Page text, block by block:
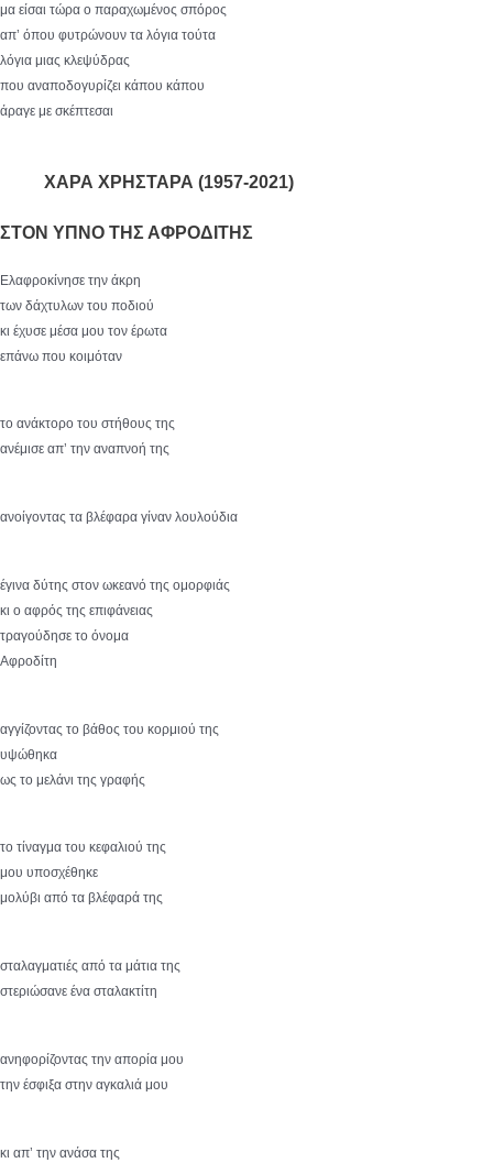
μα είσαι τώρα ο παραχωμένος σπόρος
απ’ όπου φυτρώνουν τα λόγια τούτα
λόγια μιας κλεψύδρας
που αναποδογυρίζει κάπου κάπου
άραγε με σκέπτεσαι
ΧΑΡΑ ΧΡΗΣΤΑΡΑ (1957-2021)
ΣΤΟΝ ΥΠΝΟ ΤΗΣ ΑΦΡΟΔΙΤΗΣ
Ελαφροκίνησε την άκρη
των δάχτυλων του ποδιού
κι έχυσε μέσα μου τον έρωτα
επάνω που κοιμόταν
το ανάκτορο του στήθους της
ανέμισε απ’ την αναπνοή της
ανοίγοντας τα βλέφαρα γίναν λουλούδια
έγινα δύτης στον ωκεανό της ομορφιάς
κι ο αφρός της επιφάνειας
τραγούδησε το όνομα
Αφροδίτη
αγγίζοντας το βάθος του κορμιού της
υψώθηκα
ως το μελάνι της γραφής
το τίναγμα του κεφαλιού της
μου υποσχέθηκε
μολύβι από τα βλέφαρά της
σταλαγματιές από τα μάτια της
στεριώσανε ένα σταλακτίτη
ανηφορίζοντας την απορία μου
την έσφιξα στην αγκαλιά μου
κι απ’ την ανάσα της